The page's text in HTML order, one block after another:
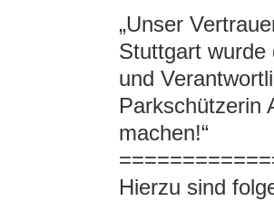
„Unser
Stuttgart wurde
und
Parkschützerin
machen!“
Hierzu sind